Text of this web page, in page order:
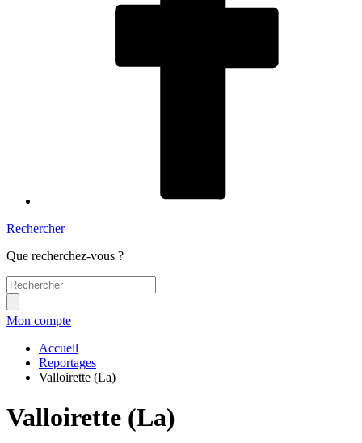
Rechercher
Que recherchez-vous ?
Mon compte
Accueil
Reportages
Valloirette (La)
Valloirette (La)